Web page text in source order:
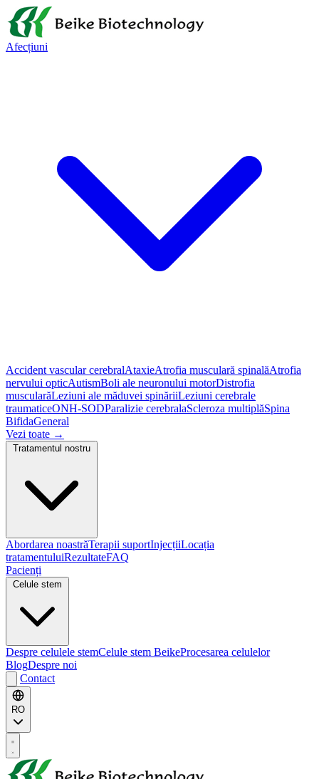
Afecțiuni
Accident vascular cerebralAtaxieAtrofia musculară spinalăAtrofia
nervului opticAutismBoli ale neuronului motorDistrofia
muscularăLeziuni ale măduvei spinăriiLeziuni cerebrale
traumaticeONH-SODParalizie cerebralaScleroza multiplăSpina
BifidaGeneral
Vezi toate →
Abordarea noastrăTerapii suportInjecțiiLocația
tratamentuluiRezultateFAQ
Pacienți
Despre celulele stemCelule stem BeikeProcesarea celulelor
BlogDespre noi
Contact
RO